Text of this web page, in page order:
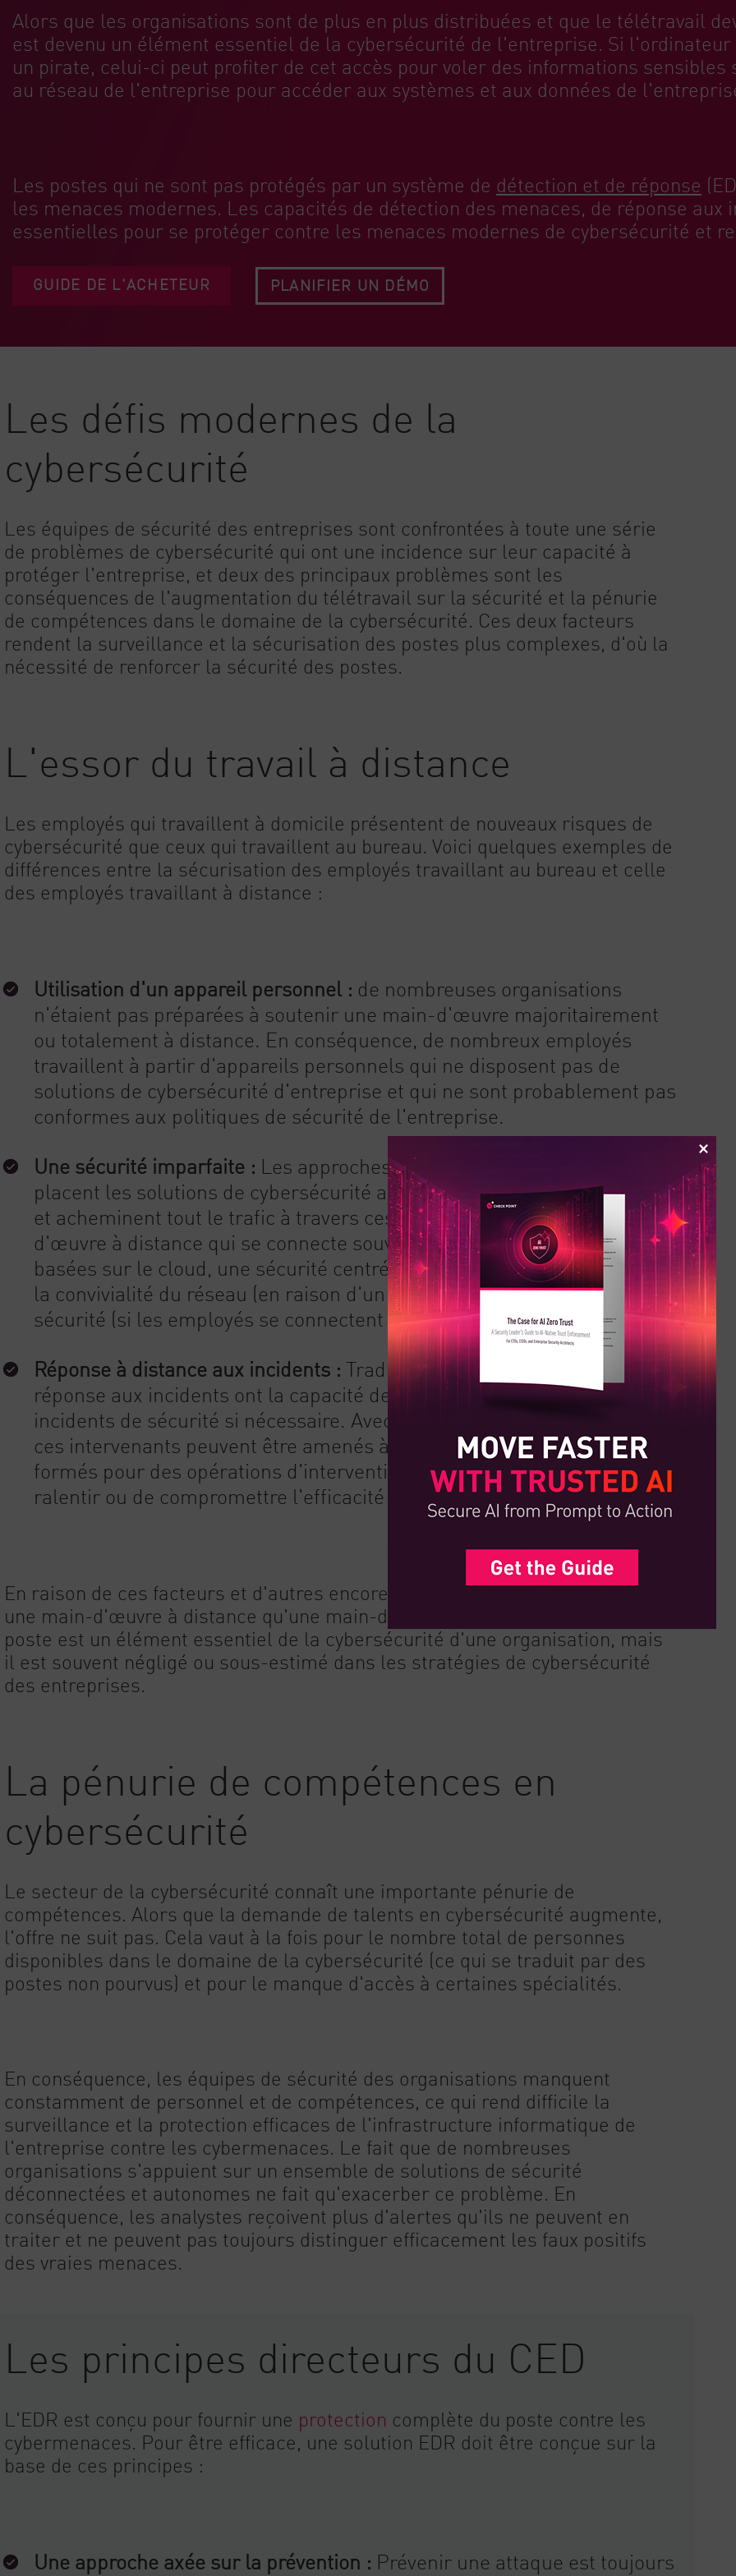
Navigation
Modèle SaaS
GESTION DE L'EXPOSITION
Cyber Asset Attack Surface Management
Remédiation sûre
AI SECURITY
AI Red Teaming
Voir les solutions de A à Z
Alors que les organisations sont de plus en plus distribuées et que le télétravail
est devenu un élément essentiel de la cybersécurité de l'entreprise. Si
un pirate, celui-ci peut profiter de cet accès pour voler des informations
au réseau de l'entreprise pour accéder aux systèmes et aux données de
Les postes qui ne sont pas protégés par un système de détection et de réponse
les menaces modernes. Les capacités de détection des menaces, de réponse
essentielles pour se protéger contre les menaces modernes de cybersécurité et
GUIDE DE L'ACHETEUR PLANIFIER UN DÉMO
Les défis modernes de la
cybersécurité
Les équipes de sécurité des entreprises sont confrontées à toute une série
de problèmes de cybersécurité qui ont une incidence sur leur capacité à
protéger l'entreprise, et deux des principaux problèmes sont les
conséquences de l'augmentation du télétravail sur la sécurité et la pénurie
de compétences dans le domaine de la cybersécurité. Ces deux facteurs
rendent la surveillance et la sécurisation des postes plus complexes, d'où la
nécessité de renforcer la sécurité des postes.
L'essor du travail à distance
Les employés qui travaillent à domicile présentent de nouveaux risques de
cybersécurité que ceux qui travaillent au bureau. Voici quelques exemples de
différences entre la sécurisation des employés travaillant au bureau et celle
des employés travaillant à distance :
Utilisation d'un appareil personnel : de nombreuses organisations
n'étaient pas préparées à soutenir une main-d'œuvre majoritairement
ou totalement à distance. En conséquence, de nombreux employés
travaillent à partir d'appareils personnels qui ne disposent pas de
solutions de cybersécurité d'entreprise et qui ne sont probablement pas
conformes aux politiques de sécurité de l'entreprise.
Une sécurité imparfaite : Les approches traditionnelles de la sécurité
placent les solutions de cybersécurité au périmètre du réseau sur site
et acheminent tout le trafic à travers ces défenses. Avec une main-
d'œuvre à distance qui se connecte souvent à des solutions de sécurité
basées sur le cloud, une sécurité centrée sur le périmètre sacrifie soit
la convivialité du réseau (en raison d'un routage inefficace), soit la
sécurité (si les employés se connectent directement à l'internet public).
Réponse à distance aux incidents : Traditionnellement, les équipes de
réponse aux incidents ont la capacité de répondre en personne aux
incidents de sécurité si nécessaire. Avec une main-d'œuvre à distance,
ces intervenants peuvent être amenés à faire appel à des employés non
formés pour des opérations d'intervention critiques, ce qui risque de
ralentir ou de compromettre l'efficacité de la réponse à l'incident.
En raison de ces facteurs et d'autres encore, il est plus difficile de sécuriser
une main-d'œuvre à distance qu'une main-d'œuvre traditionnelle sur site. Le
poste est un élément essentiel de la cybersécurité d'une organisation, mais
il est souvent négligé ou sous-estimé dans les stratégies de cybersécurité
des entreprises.
La pénurie de compétences en
cybersécurité
Le secteur de la cybersécurité connaît une importante pénurie de
compétences. Alors que la demande de talents en cybersécurité augmente,
l'offre ne suit pas. Cela vaut à la fois pour le nombre total de personnes
disponibles dans le domaine de la cybersécurité (ce qui se traduit par des
postes non pourvus) et pour le manque d'accès à certaines spécialités.
En conséquence, les équipes de sécurité des organisations manquent
constamment de personnel et de compétences, ce qui rend difficile la
surveillance et la protection efficaces de l'infrastructure informatique de
l'entreprise contre les cybermenaces. Le fait que de nombreuses
organisations s'appuient sur un ensemble de solutions de sécurité
déconnectées et autonomes ne fait qu'exacerber ce problème. En
conséquence, les analystes reçoivent plus d'alertes qu'ils ne peuvent en
traiter et ne peuvent pas toujours distinguer efficacement les faux positifs
des vraies menaces.
Les principes directeurs du CED
L'EDR est conçu pour fournir une protection complète du poste contre les
cybermenaces. Pour être efficace, une solution EDR doit être conçue sur la
base de ces principes :
Une approche axée sur la prévention : Prévenir une attaque est toujours